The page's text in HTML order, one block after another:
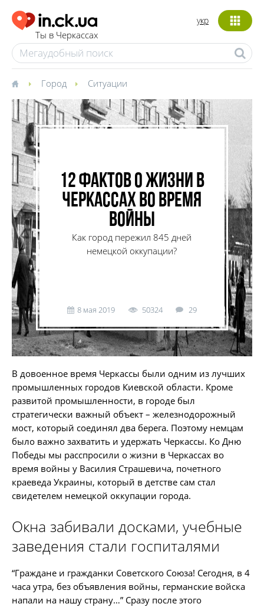
Ты в Черкассах
укр
Город Ситуации
12 фактов о жизни в
Черкассах во время
войны
Как город пережил 845 дней
немецкой оккупации?
8 мая 2019 50324 29
В довоенное время Черкассы были одним из лучших
промышленных городов Киевской области. Кроме
развитой промышленности, в городе был
стратегически важный объект – железнодорожный
мост, который соединял два берега. Поэтому немцам
было важно захватить и удержать Черкассы. Ко Дню
Победы мы расспросили о жизни в Черкассах во
время войны у Василия Страшевича, почетного
краеведа Украины, который в детстве сам стал
свидетелем немецкой оккупации города.
Окна забивали досками, учебные
заведения стали госпиталями
“Граждане и гражданки Советского Союза! Сегодня, в 4
часа утра, без объявления войны, германские войска
напали на нашу страну…” Сразу после этого